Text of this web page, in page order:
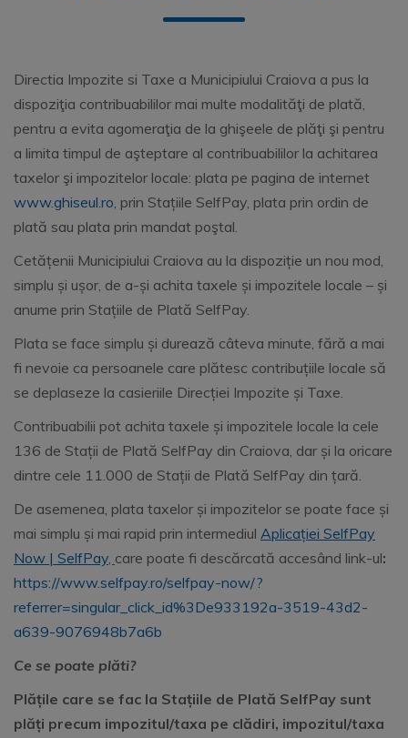
Directia Impozite si Taxe a Municipiului Craiova a pus la
dispoziţia contribuabililor mai multe modalităţi de plată,
pentru a evita agomeraţia de la ghişeele de plăţi şi pentru
a limita timpul de aşteptare al contribuabililor la achitarea
taxelor şi impozitelor locale: plata pe pagina de internet
www.ghiseul.ro, prin Stațiile SelfPay, plata prin ordin de
plată sau plata prin mandat poştal.
Cetățenii Municipiului Craiova au la dispoziție un nou mod,
simplu și ușor, de a-și achita taxele și impozitele locale – și
anume prin Stațiile de Plată SelfPay.
Plata se face simplu și durează câteva minute, fără a mai
fi nevoie ca persoanele care plătesc contribuțiile locale să
se deplaseze la casieriile Direcției Impozite și Taxe.
Contribuabilii pot achita taxele și impozitele locale la cele
136 de Stații de Plată SelfPay din Craiova, dar și la oricare
dintre cele 11.000 de Stații de Plată SelfPay din țară.
De asemenea, plata taxelor și impozitelor se poate face și
mai simplu și mai rapid prin intermediul Aplicației SelfPay
Now | SelfPay, care poate fi descărcată accesând link-ul:
https://www.selfpay.ro/selfpay-now/?
referrer=singular_click_id%3De933192a-3519-43d2-
a639-9076948b7a6b
Ce se poate plăti?
Plățile care se fac la Stațiile de Plată SelfPay sunt
plăți precum impozitul/taxa pe clădiri, impozitul/taxa